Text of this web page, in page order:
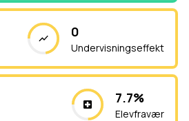
0
Undervisningseffekt
7.7%
Elevfravær